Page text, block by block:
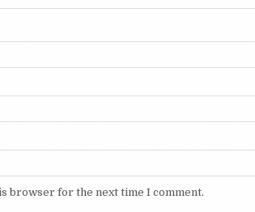
browser for the next time I comment.